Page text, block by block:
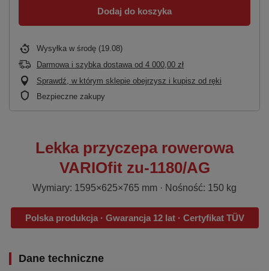
Dodaj do koszyka
Wysyłka w środę (19.08)
Darmowa i szybka dostawa od 4 000,00 zł
Sprawdź, w którym sklepie obejrzysz i kupisz od ręki
Bezpieczne zakupy
Lekka przyczepa rowerowa
VARIOfit zu-1180/AG
Wymiary: 1595×625×765 mm · Nośność: 150 kg
Polska produkcja · Gwarancja 12 lat · Certyfikat TÜV
Dane techniczne